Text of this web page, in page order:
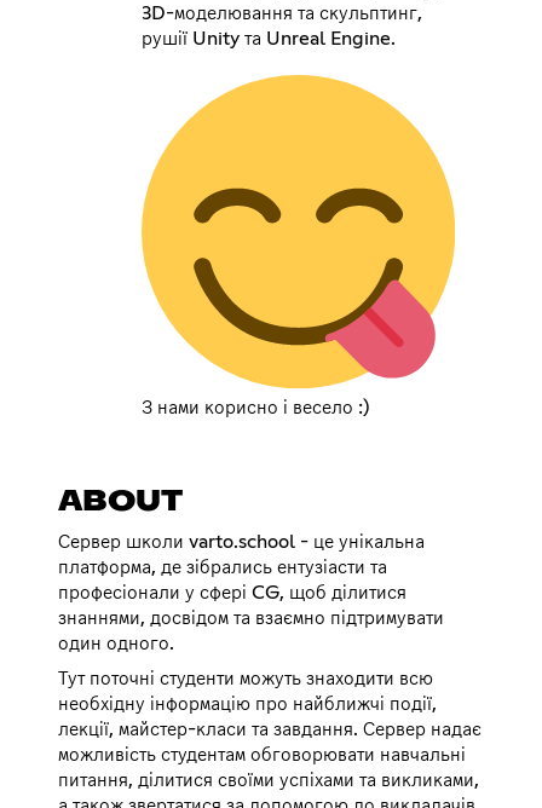
3D-моделювання та скульптинг,
рушії Unity та Unreal Engine.
З нами корисно і весело :)
ABOUT
Сервер школи varto.school - це унікальна
платформа, де зібрались ентузіасти та
професіонали у сфері CG, щоб ділитися
знаннями, досвідом та взаємно підтримувати
один одного.
Тут поточні студенти можуть знаходити всю
необхідну інформацію про найближчі події,
лекції, майстер-класи та завдання. Сервер надає
можливість студентам обговорювати навчальні
питання, ділитися своїми успіхами та викликами,